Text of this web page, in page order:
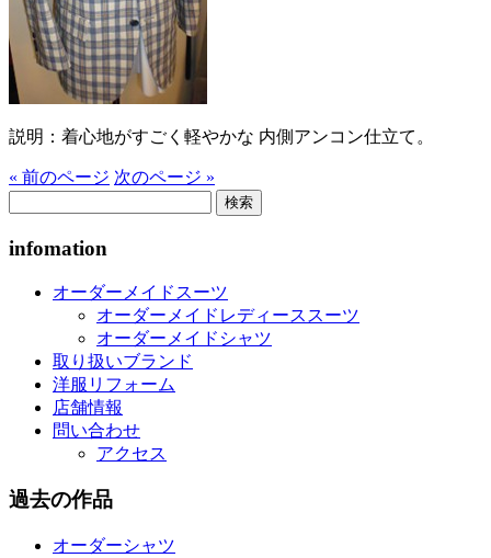
説明：着心地がすごく軽やかな 内側アンコン仕立て。
« 前のページ 次のページ »
infomation
オーダーメイドスーツ
オーダーメイドレディーススーツ
オーダーメイドシャツ
取り扱いブランド
洋服リフォーム
店舗情報
問い合わせ
アクセス
過去の作品
オーダーシャツ